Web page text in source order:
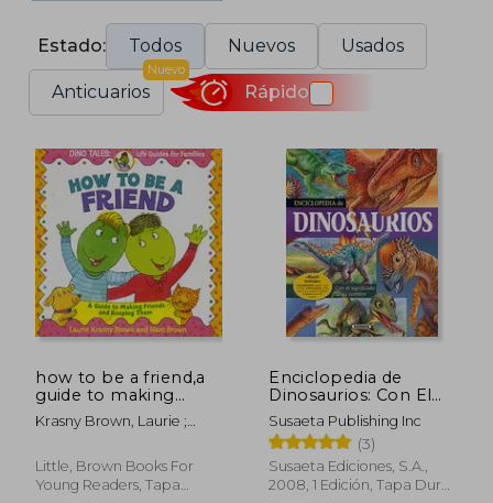
Estado: Todos Nuevos Usados
Anticuarios
Nuevo
Rápido
how to be a friend,a
guide to making
friends and keeping
them (en Inglés)
Krasny Brown, Laurie ;
Little, Brown Books For
Young Readers, Tapa
Enciclopedia de
Dinosaurios: Con El
Significado de Su
Nombre
Susaeta Publishing Inc
(3)
Susaeta Ediciones, S.A.,
2008, 1 Edición, Tapa Dura,